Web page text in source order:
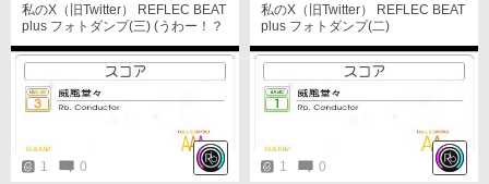
私のX（旧Twitter） REFLEC BEAT
plus フォトダンプ(三) (うわー！？
AAAランクだ？！ 何これええ
ー？？ (O_O))
1 0
私のX（旧Twitter） REFLEC BEAT
plus フォトダンプ(二)
1 0